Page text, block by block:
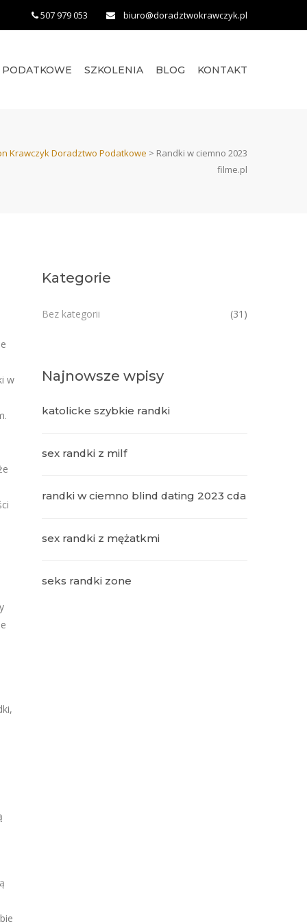
507 979 053 biuro@doradztwokrawczyk.pl
SZKOLENIA BLOG KONTAKT
Krawczyk Doradztwo Podatkowe > Randki w ciemno 2023
filme.pl
w
Kategorie
Bez kategorii (31)
Najnowsze wpisy
katolicke szybkie randki
sex randki z milf
randki w ciemno blind dating 2023 cda
sex randki z mężatkmi
seks randki zone